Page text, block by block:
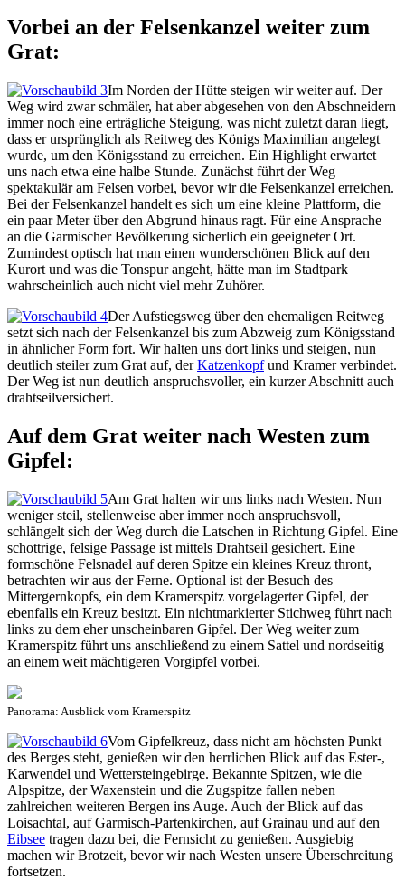
Vorbei an der Felsenkanzel weiter zum
Grat:
Im Norden der Hütte steigen wir weiter auf. Der
Weg wird zwar schmäler, hat aber abgesehen von den Abschneidern
immer noch eine erträgliche Steigung, was nicht zuletzt daran liegt,
dass er ursprünglich als Reitweg des Königs Maximilian angelegt
wurde, um den Königsstand zu erreichen. Ein Highlight erwartet
uns nach etwa eine halbe Stunde. Zunächst führt der Weg
spektakulär am Felsen vorbei, bevor wir die Felsenkanzel erreichen.
Bei der Felsenkanzel handelt es sich um eine kleine Plattform, die
ein paar Meter über den Abgrund hinaus ragt. Für eine Ansprache
an die Garmischer Bevölkerung sicherlich ein geeigneter Ort.
Zumindest optisch hat man einen wunderschönen Blick auf den
Kurort und was die Tonspur angeht, hätte man im Stadtpark
wahrscheinlich auch nicht viel mehr Zuhörer.
Der Aufstiegsweg über den ehemaligen Reitweg
setzt sich nach der Felsenkanzel bis zum Abzweig zum Königsstand
in ähnlicher Form fort. Wir halten uns dort links und steigen, nun
deutlich steiler zum Grat auf, derKatzenkopfund Kramer verbindet.
Der Weg ist nun deutlich anspruchsvoller, ein kurzer Abschnitt auch
drahtseilversichert.
Auf dem Grat weiter nach Westen zum
Gipfel:
Am Grat halten wir uns links nach Westen. Nun
weniger steil, stellenweise aber immer noch anspruchsvoll,
schlängelt sich der Weg durch die Latschen in Richtung Gipfel. Eine
schottrige, felsige Passage ist mittels Drahtseil gesichert. Eine
formschöne Felsnadel auf deren Spitze ein kleines Kreuz thront,
betrachten wir aus der Ferne. Optional ist der Besuch des
Mittergernkopfs, ein dem Kramerspitz vorgelagerter Gipfel, der
ebenfalls ein Kreuz besitzt. Ein nichtmarkierter Stichweg führt nach
links zu dem eher unscheinbaren Gipfel. Der Weg weiter zum
Kramerspitz führt uns anschließend zu einem Sattel und nordseitig
an einem weit mächtigeren Vorgipfel vorbei.
Panorama: Ausblick vom Kramerspitz
Vom Gipfelkreuz, dass nicht am höchsten Punkt
des Berges steht, genießen wir den herrlichen Blick auf das Ester-,
Karwendel und Wettersteingebirge. Bekannte Spitzen, wie die
Alpspitze, der Waxenstein und die Zugspitze fallen neben
zahlreichen weiteren Bergen ins Auge. Auch der Blick auf das
Loisachtal, auf Garmisch-Partenkirchen, auf Grainau und auf den
Eibsee tragen dazu bei, die Fernsicht zu genießen. Ausgiebig
machen wir Brotzeit, bevor wir nach Westen unsere Überschreitung
fortsetzen.